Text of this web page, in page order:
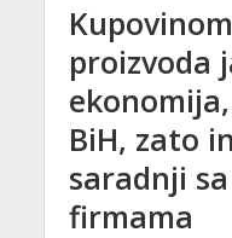
proizvoda
BiH, zato
saradnji
firmama